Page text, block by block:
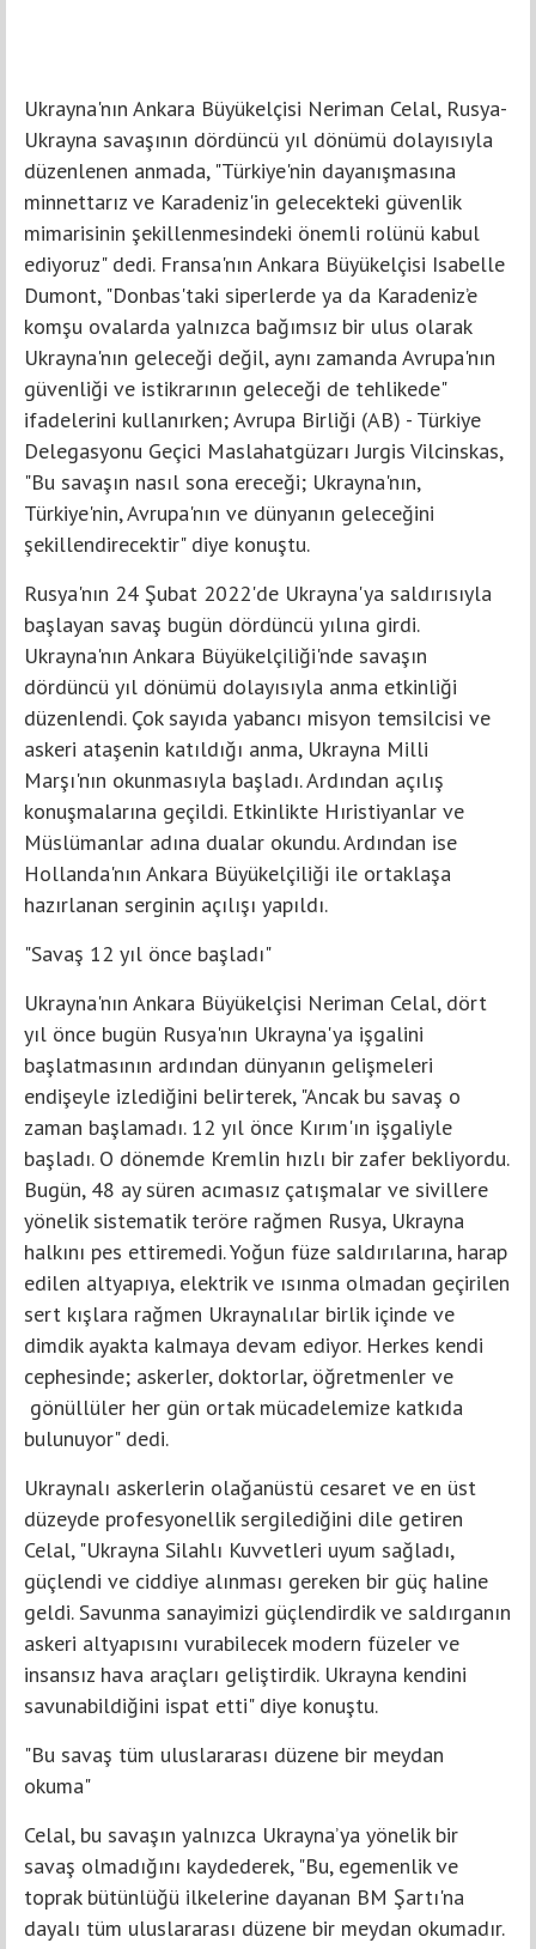
Ukrayna'nın Ankara Büyükelçisi Neriman Celal, Rusya-
Ukrayna savaşının dördüncü yıl dönümü dolayısıyla
düzenlenen anmada, "Türkiye'nin dayanışmasına
minnettarız ve Karadeniz'in gelecekteki güvenlik
mimarisinin şekillenmesindeki önemli rolünü kabul
ediyoruz" dedi. Fransa'nın Ankara Büyükelçisi Isabelle
Dumont, "Donbas'taki siperlerde ya da Karadeniz’e
komşu ovalarda yalnızca bağımsız bir ulus olarak
Ukrayna'nın geleceği değil, aynı zamanda Avrupa'nın
güvenliği ve istikrarının geleceği de tehlikede"
ifadelerini kullanırken; Avrupa Birliği (AB) - Türkiye
Delegasyonu Geçici Maslahatgüzarı Jurgis Vilcinskas,
"Bu savaşın nasıl sona ereceği; Ukrayna'nın,
Türkiye'nin, Avrupa'nın ve dünyanın geleceğini
şekillendirecektir" diye konuştu.
Rusya'nın 24 Şubat 2022'de Ukrayna'ya saldırısıyla
başlayan savaş bugün dördüncü yılına girdi.
Ukrayna'nın Ankara Büyükelçiliği'nde savaşın
dördüncü yıl dönümü dolayısıyla anma etkinliği
düzenlendi. Çok sayıda yabancı misyon temsilcisi ve
askeri ataşenin katıldığı anma, Ukrayna Milli
Marşı'nın okunmasıyla başladı. Ardından açılış
konuşmalarına geçildi. Etkinlikte Hıristiyanlar ve
Müslümanlar adına dualar okundu. Ardından ise
Hollanda'nın Ankara Büyükelçiliği ile ortaklaşa
hazırlanan serginin açılışı yapıldı.
"Savaş 12 yıl önce başladı"
Ukrayna'nın Ankara Büyükelçisi Neriman Celal, dört
yıl önce bugün Rusya'nın Ukrayna'ya işgalini
başlatmasının ardından dünyanın gelişmeleri
endişeyle izlediğini belirterek, "Ancak bu savaş o
zaman başlamadı. 12 yıl önce Kırım'ın işgaliyle
başladı. O dönemde Kremlin hızlı bir zafer bekliyordu.
Bugün, 48 ay süren acımasız çatışmalar ve sivillere
yönelik sistematik teröre rağmen Rusya, Ukrayna
halkını pes ettiremedi. Yoğun füze saldırılarına, harap
edilen altyapıya, elektrik ve ısınma olmadan geçirilen
sert kışlara rağmen Ukraynalılar birlik içinde ve
dimdik ayakta kalmaya devam ediyor. Herkes kendi
cephesinde; askerler, doktorlar, öğretmenler ve
gönüllüler her gün ortak mücadelemize katkıda
bulunuyor" dedi.
Ukraynalı askerlerin olağanüstü cesaret ve en üst
düzeyde profesyonellik sergilediğini dile getiren
Celal, "Ukrayna Silahlı Kuvvetleri uyum sağladı,
güçlendi ve ciddiye alınması gereken bir güç haline
geldi. Savunma sanayimizi güçlendirdik ve saldırganın
askeri altyapısını vurabilecek modern füzeler ve
insansız hava araçları geliştirdik. Ukrayna kendini
savunabildiğini ispat etti" diye konuştu.
"Bu savaş tüm uluslararası düzene bir meydan
okuma"
Celal, bu savaşın yalnızca Ukrayna’ya yönelik bir
savaş olmadığını kaydederek, "Bu, egemenlik ve
toprak bütünlüğü ilkelerine dayanan BM Şartı'na
dayalı tüm uluslararası düzene bir meydan okumadır.